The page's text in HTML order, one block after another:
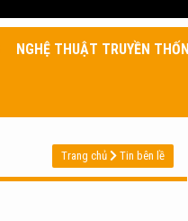
NGHỆ THUẬT TRUYỀN
Trang chủ Tin bên lề